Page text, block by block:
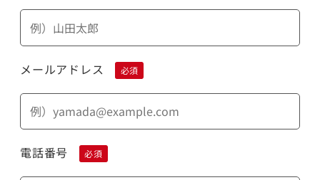
メールアドレス 必須
電話番号 必須